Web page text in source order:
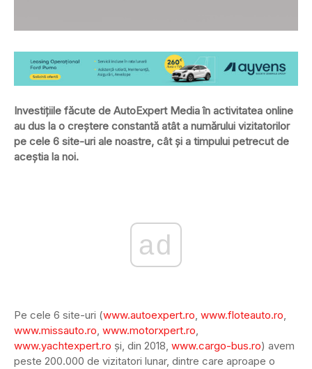
Investițiile făcute de AutoExpert Media în activitatea online
au dus la o creștere constantă atât a numărului vizitatorilor
pe cele 6 site-uri ale noastre, cât și a timpului petrecut de
aceștia la noi.
ad
Pe cele 6 site-uri (www.autoexpert.ro, www.floteauto.ro,
www.missauto.ro, www.motorxpert.ro,
www.yachtexpert.ro și, din 2018, www.cargo-bus.ro) avem
peste 200.000 de vizitatori lunar, dintre care aproape o